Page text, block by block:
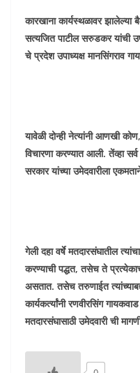
कारखाना कार्यस्थळावर झालेल्या
सत्यजित पाटील सरुडकर यांची
चे प्रदेश उपाध्यक्ष मानसिंगराव
यावेळी दोन्ही नेत्यांनी आणखी
विचारणा करण्यात आली. तेंव्हा
सरकार यांच्या उमेदवारीला
गेली दहा वर्षे मतदारसंघातील
करण्याची पद्धत, तसेच ते
असतात. तसेच तरुणाईत
कार्यकर्त्यांनी रणवीरसिंग
मतदारसंघासाठी उमेदवारी ची